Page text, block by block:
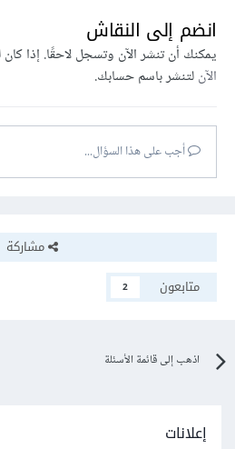
انضم إلى النقاش
يمكنك أن تنشر الآن وتسجل لاحقًا. إذا
الآنلتنشر باسم حسابك.
أجب على هذا السؤال...
مشاركة
متابعون
2
اذهب إلى قائمة الأسئلة
إعلانات